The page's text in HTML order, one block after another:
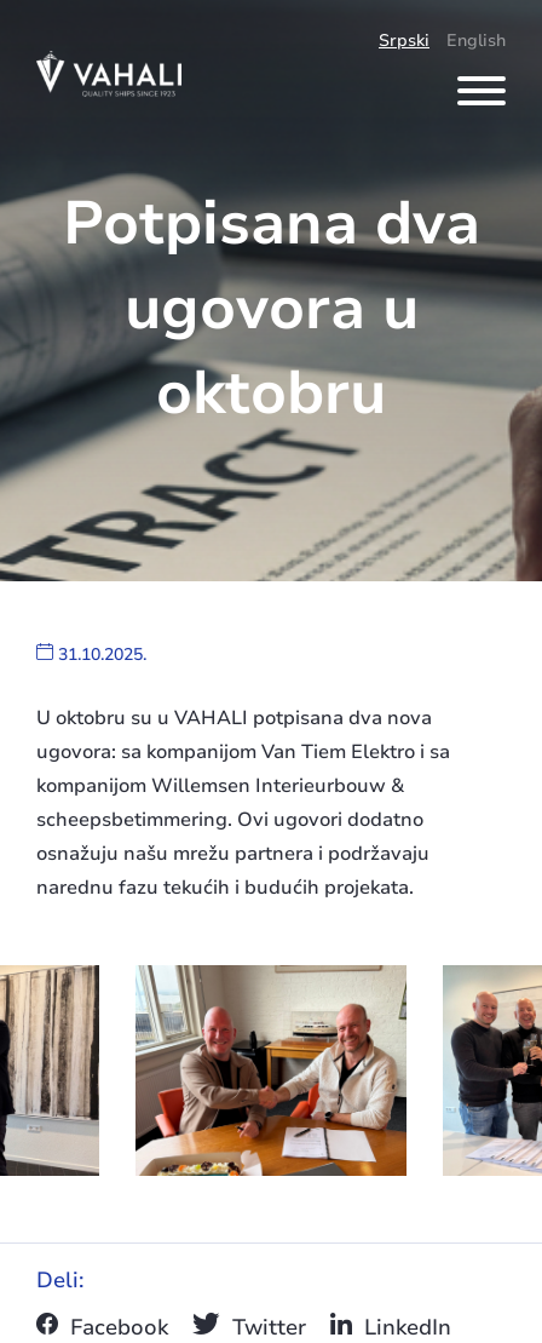
content
Srpski English
Potpisana dva
ugovora u
oktobru
31.10.2025.
U oktobru su u VAHALI potpisana dva nova
ugovora: sa kompanijom Van Tiem Elektro i sa
kompanijom Willemsen Interieurbouw &
scheepsbetimmering. Ovi ugovori dodatno
osnažuju našu mrežu partnera i podržavaju
narednu fazu tekućih i budućih projekata.
Deli:
Facebook
Twitter LinkedIn